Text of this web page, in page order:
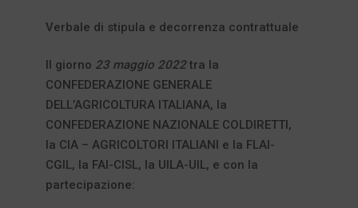
Verbale di stipula e decorrenza contrattuale
Il giorno 23 maggio 2022tra la
CONFEDERAZIONE GENERALE
DELL’AGRICOLTURA ITALIANA, la
CONFEDERAZIONE NAZIONALE COLDIRETTI,
la CIA – AGRICOLTORI ITALIANI e la FLAI-
CGIL, la FAI-CISL, la UILA-UIL, e con la
partecipazione: